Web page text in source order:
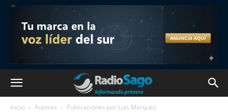
Inicio Autores Publicaciones por Luis Márquez